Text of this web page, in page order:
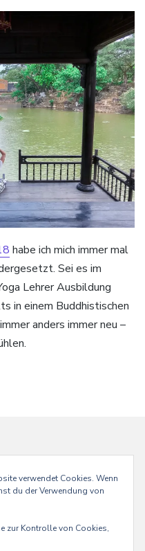
habe ich mich immer mal
Sei es im
Lehrer Ausbildung
in einem Buddhistischen
anders immer neu –
verwendet Cookies. Wenn
du der Verwendung von
zur Kontrolle von Cookies,